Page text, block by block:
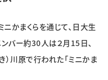
かまくらを通じて、日大生
ンバー約30人は２月15日、
）川原で行われた「ミニかま